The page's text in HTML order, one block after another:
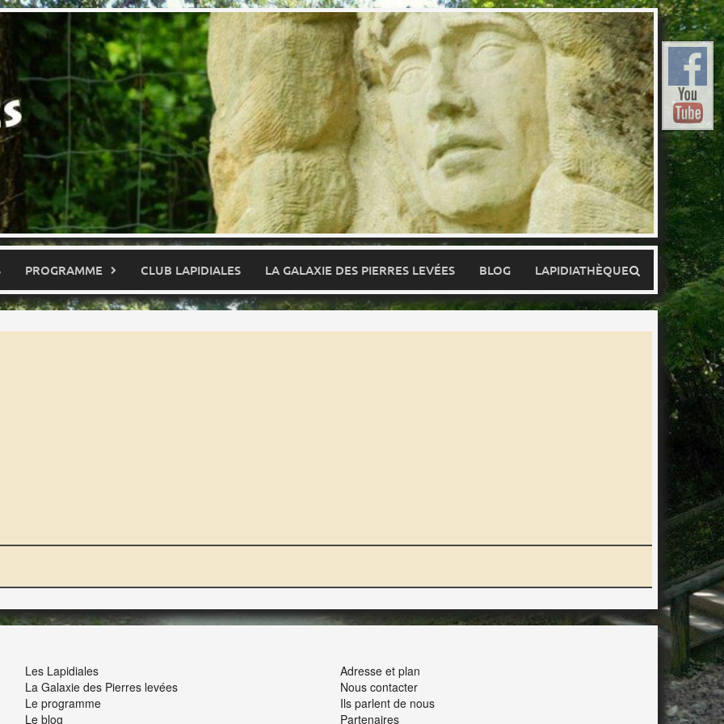
PROGRAMME CLUB LAPIDIALES LA GALAXIE DES PIERRES LEVÉES BLOG LAPIDIATHÈQUE
Les Lapidiales
La Galaxie des Pierres levées
Le programme
Le blog
Adresse et plan
Nous contacter
Ils parlent de nous
Partenaires